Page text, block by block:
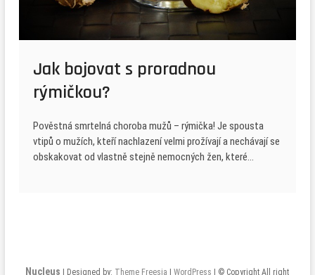
Jak bojovat s proradnou
rýmičkou?
Pověstná smrtelná choroba mužů – rýmička! Je spousta
vtipů o mužích, kteří nachlazení velmi prožívají a nechávají se
obskakovat od vlastně stejně nemocných žen, které…
Nucleus | Designed by: Theme Freesia |WordPress | © Copyright All right